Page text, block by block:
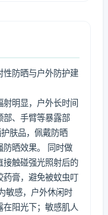
性防晒与户外防护建
明显，户外长时间
部、手臂等暴露部
肤品，佩戴防晒
防晒效果。 同时做
接触碰强光照射后的
药膏，避免被蚊虫叮
敏感，户外休闲时
阳光下；敏感肌人